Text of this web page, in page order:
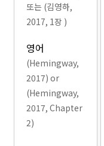
또는 (김영하,
2017, 1장 )
영어
(Hemingway,
2017) or
(Hemingway,
2017, Chapter
2)